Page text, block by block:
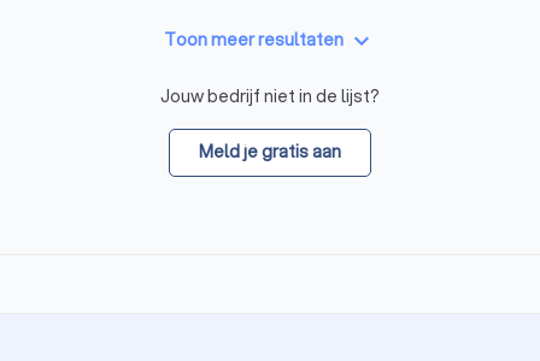
Toon meer resultaten keyboard_arrow_down
Jouw bedrijf niet in de lijst?
Meld je gratis aan